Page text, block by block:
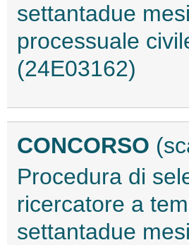
settantadue
processuale
(24E03162)
CONCORSO
Procedura di
ricercatore a
settantadue